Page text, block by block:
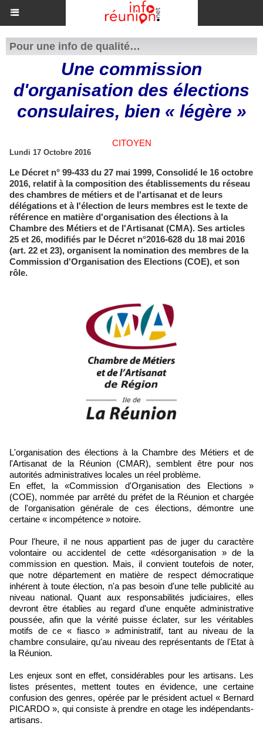
Pour une info de qualité…
​Une commission
d'organisation des élections
consulaires, bien « légère »
CITOYEN
Lundi 17 Octobre 2016
Le Décret n° 99-433 du 27 mai 1999, Consolidé le 16 octobre
2016, relatif à la composition des établissements du réseau
des chambres de métiers et de l'artisanat et de leurs
délégations et à l'élection de leurs membres est le texte de
référence en matière d'organisation des élections à la
Chambre des Métiers et de l'Artisanat (CMA). Ses articles
25 et 26, modifiés par le Décret n°2016-628 du 18 mai 2016
(art. 22 et 23), organisent la nomination des membres de la
Commission d'Organisation des Elections (COE), et son
rôle.
L'organisation des élections à la Chambre des Métiers et de
l'Artisanat de la Réunion (CMAR), semblent être pour nos
autorités administratives locales un réel problème.
En effet, la «Commission d'Organisation des Elections »
(COE), nommée par arrêté du préfet de la Réunion et chargée
de l'organisation générale de ces élections, démontre une
certaine « incompétence » notoire.
Pour l'heure, il ne nous appartient pas de juger du caractère
volontaire ou accidentel de cette «désorganisation » de la
commission en question. Mais, il convient toutefois de noter,
que notre département en matière de respect démocratique
inhérent à toute élection, n'a pas besoin d'une telle publicité au
niveau national. Quant aux responsabilités judiciaires, elles
devront être établies au regard d'une enquête administrative
poussée, afin que la vérité puisse éclater, sur les véritables
motifs de ce « fiasco » administratif, tant au niveau de la
chambre consulaire, qu'au niveau des représentants de l'Etat à
la Réunion.
Les enjeux sont en effet, considérables pour les artisans. Les
listes présentes, mettent toutes en évidence, une certaine
confusion des genres, opérée par le président actuel « Bernard
PICARDO », qui consiste à prendre en otage les indépendants-
artisans.